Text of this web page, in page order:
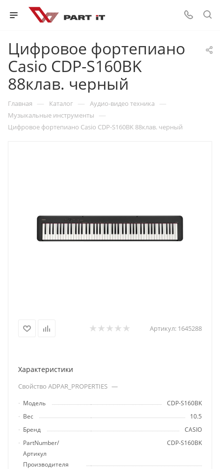
Цифровое фортепиано
Casio CDP-S160BK
88клав. черный
Главная — Каталог — Аудио-видео техника —
Музыкальные инструменты —
Цифровое фортепиано Casio CDP-S160BK 88клав. черный
Артикул: 1645288
Характеристики
Свойство ADPAR_PROPERTIES —
Модель
CDP-S160BK
Вес
10.5
Бренд
CASIO
PartNumber/
Артикул
Производителя
CDP-S160BK